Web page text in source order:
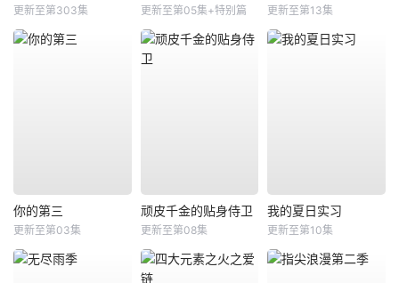
更新至第303集 更新至第05集+特别篇 更新至第13集
你的第三
更新至第03集
顽皮千金的贴身侍卫
更新至第08集
我的夏日实习
更新至第10集